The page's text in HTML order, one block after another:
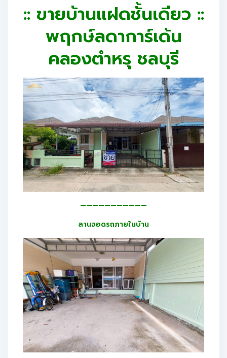
:: ขายบ้านแฝดชั้นเดียว ::
พฤกษ์ลดาการ์เด้น
คลองตำหรุ ชลบุรี
———————————
ลานจอดรถภายในบ้าน